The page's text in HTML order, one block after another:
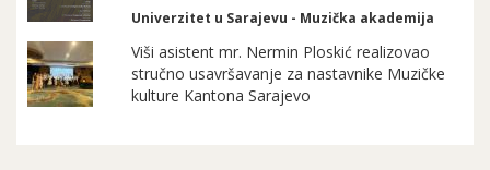
Univerzitet u Sarajevu - Muzička akademija
Viši asistent mr. Nermin Ploskić realizovao
stručno usavršavanje za nastavnike Muzičke
kulture Kantona Sarajevo